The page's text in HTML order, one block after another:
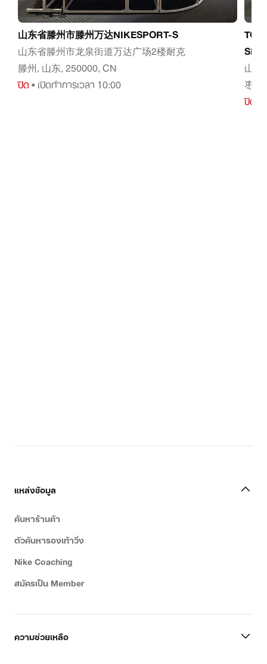
山东省滕州市滕州万达NIKESPORT-S
山东省滕州市龙泉街道万达广场2楼耐克
滕州, 山东, 250000, CN
ปิด• เปิดทำการเวลา 10:00
山
枣庄
ปิด
แหล่งข้อมูล
ค้นหาร้านค้า
ตัวค้นหารองเท้าวิ่ง
Nike Coaching
สมัครเป็น Member
ความช่วยเหลือ